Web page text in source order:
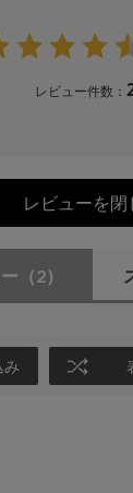
レビュー件数：
レビューを閉
（2）
み